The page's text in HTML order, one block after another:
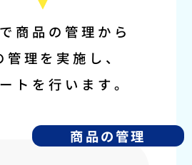
商品の管理から
管理を実施し、
トを行います。
商品の管理